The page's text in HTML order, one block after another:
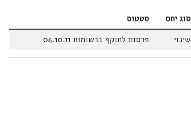
סוג יחס
סטטוס
שינוי פרסום לתוקף ברשומות 04.10.11